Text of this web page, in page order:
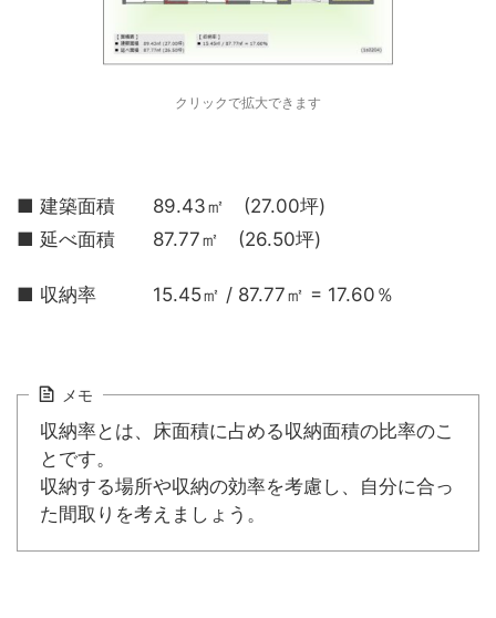
クリックで拡大できます
■ 建築面積 89.43㎡ (27.00坪)
■ 延べ面積 87.77㎡ (26.50坪)
■ 収納率 15.45㎡ / 87.77㎡ = 17.60％
メモ
収納率とは、床面積に占める収納面積の比率のこ
とです。
収納する場所や収納の効率を考慮し、自分に合っ
た間取りを考えましょう。